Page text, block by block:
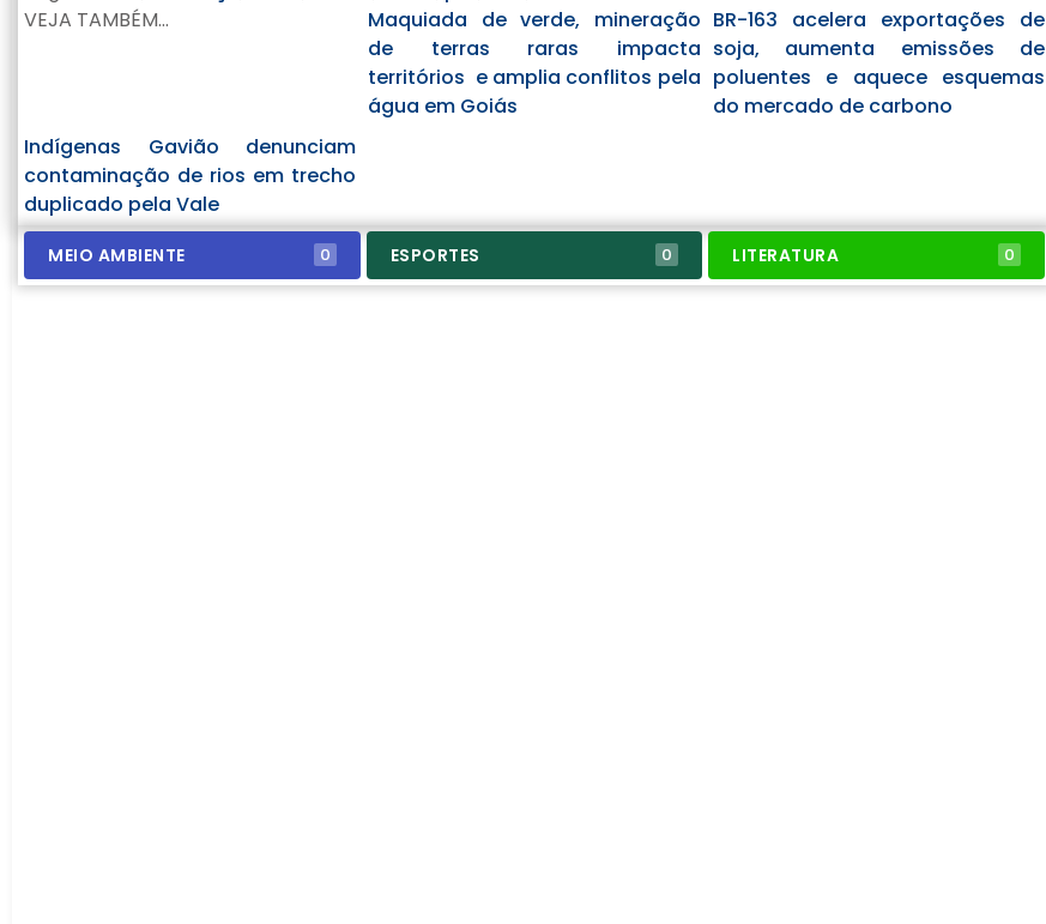
VEJA TAMBÉM...
Maquiada de verde, mineração
de terras raras impacta
territórios e amplia conflitos pela
água em Goiás
BR-163 acelera exportações de
soja, aumenta emissões de
poluentes e aquece esquemas
do mercado de carbono
Indígenas Gavião denunciam
contaminação de rios em trecho
duplicado pela Vale
MEIO AMBIENTE 0 ESPORTES 0 LITERATURA 0